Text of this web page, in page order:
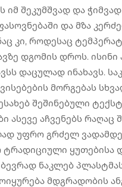
იმ შეკუმშვად და
და მზა
კი, როდესაც
დგომის დროს.
დაცულად ინახავს.
მორგებას
შეშინებული
ასევე აჩვენებს რაღაც
უფრო გრძელ ვადამდე
ყუთებისა
ნაკლებ
მდგრადობის